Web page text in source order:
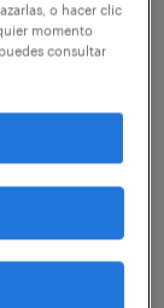
o hacer clic
momento
consultar